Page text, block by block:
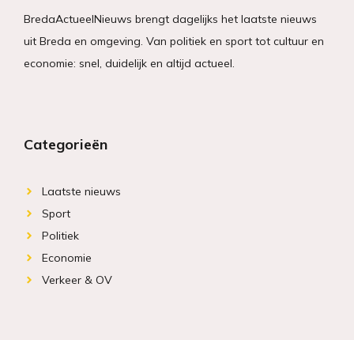
BredaActueelNieuws brengt dagelijks het laatste nieuws
uit Breda en omgeving. Van politiek en sport tot cultuur en
economie: snel, duidelijk en altijd actueel.
Categorieën
Laatste nieuws
Sport
Politiek
Economie
Verkeer & OV